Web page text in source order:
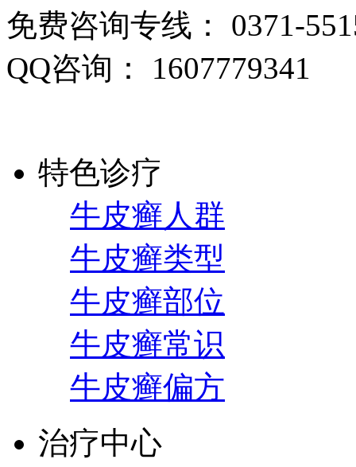
免费咨询专线： 0371-
QQ咨询： 1607779341
特色诊疗
牛皮癣人群
牛皮癣类型
牛皮癣部位
牛皮癣常识
牛皮癣偏方
治疗中心